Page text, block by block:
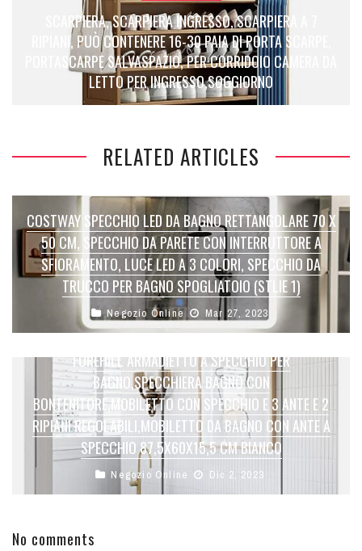
SCARPIERA, SCARPIERA INGRESSO, SCARPIERA A 7
RIPIANI, PUÒ CONTENERE 16-30 PAIA DI PORTA SCARPE,
PORTASCARPE SALVASPAZIO, PER CORRIDOIO CAMERA DA
LETTO PER INGRESSO,SOGGIORNO
RELATED ARTICLES
COSTWAY SPECCHIO LED DA BAGNO RETTANGOLARE 70 X
50 CM, SPECCHIO DA PARETE CON INTERRUTTORE A
SFIORAMENTO, LUCE LED A 3 COLORI, SPECCHIO DA
TRUCCO PER BAGNO SPOGLIATOIO (STLIE 1)
Negozio Online Mar 27, 2023
FOREHILL ARMADIETTO A SPECCHIO PER
BAGNO,SPECCHIERA BAGNO CON
BONTENITORE,MOBILETTO CON SPECCHIO E 3 ANTE E 2
RIPIANI REGOLABILI,MOBILETTO DA BAGNO CON ANTE A
SPECCHIO 87,5X60X15,5 CM BIANCO
Negozio Online Dic 2, 2023
No comments